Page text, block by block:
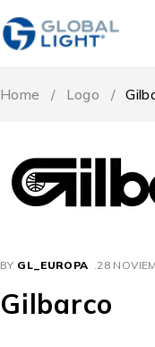
Home / Logo /
BY GL_EUROPA 28
Gilbarco